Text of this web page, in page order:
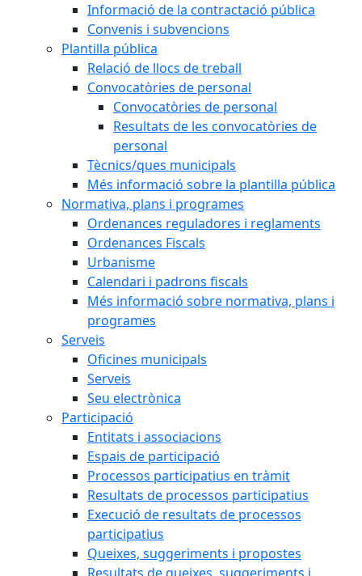
Informació de la contractació pública
Convenis i subvencions
Plantilla pública
Relació de llocs de treball
Convocatòries de personal
Convocatòries de personal
Resultats de les convocatòries de
personal
Tècnics/ques municipals
Més informació sobre la plantilla pública
Normativa, plans i programes
Ordenances reguladores i reglaments
Ordenances Fiscals
Urbanisme
Calendari i padrons fiscals
Més informació sobre normativa, plans i
programes
Serveis
Oficines municipals
Serveis
Seu electrònica
Participació
Entitats i associacions
Espais de participació
Processos participatius en tràmit
Resultats de processos participatius
Execució de resultats de processos
participatius
Queixes, suggeriments i propostes